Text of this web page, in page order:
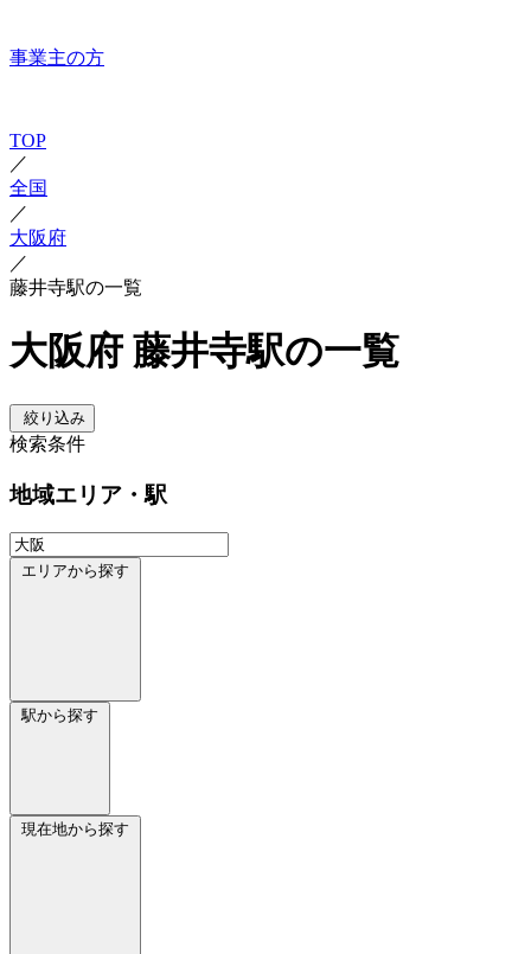
事業主の方
TOP
／
全国
／
大阪府
／
藤井寺駅の一覧
大阪府 藤井寺駅の一覧
絞り込み
検索条件
地域エリア・駅
エリアから探す
駅から探す
現在地から探す